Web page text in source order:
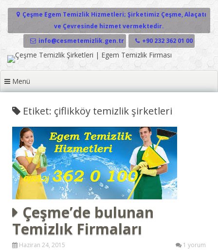
İçeriğe geç
Çeşme Egem Temizlik Hizmetleri; Şirketimiz Çeşme, Alaçatı
ve Çevresinde hizmet vermektedir.
info@cesmetemizlik.gen.tr
+90 232 362 01 00
Menü
Etiket: çiflikköy temizlik şirketleri
Çeşme’de bulunan
Temizlık Firmaları
Haziran 24, 2015 1 yorum